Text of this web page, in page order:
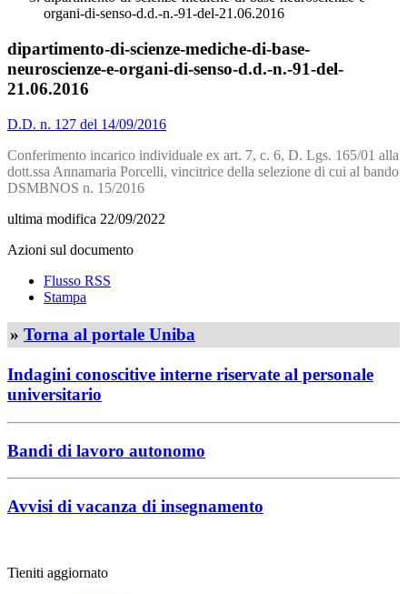
organi-di-senso-d.d.-n.-91-del-21.06.2016
dipartimento-di-scienze-mediche-di-base-
neuroscienze-e-organi-di-senso-d.d.-n.-91-del-
21.06.2016
D.D. n. 127 del 14/09/2016
Conferimento incarico individuale ex art. 7, c. 6, D. Lgs. 165/01 alla
dott.ssa Annamaria Porcelli, vincitrice della selezione di cui al bando
DSMBNOS n. 15/2016
ultima modifica 22/09/2022
Azioni sul documento
Flusso RSS
Stampa
» Torna al portale Uniba
Indagini conoscitive interne riservate al personale
universitario
Bandi di lavoro autonomo
Avvisi di vacanza di insegnamento
Tieniti aggiornato